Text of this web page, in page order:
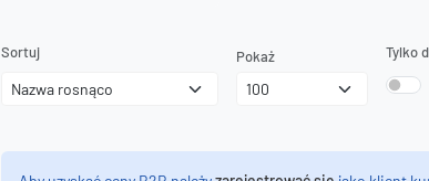
Sortuj Pokaż Tylko